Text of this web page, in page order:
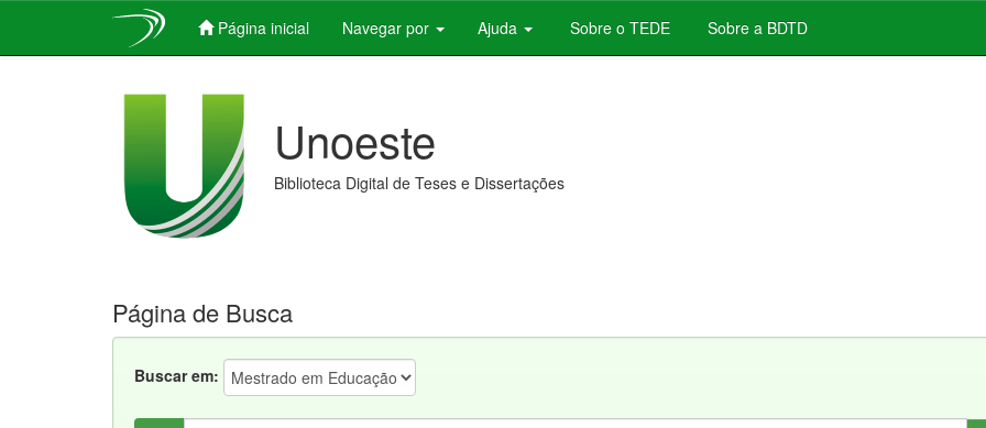
Página inicial Navegar por Ajuda Sobre o TEDE Sobre a BDTD
Unoeste
Biblioteca Digital de Teses e Dissertações
Página de Busca
Buscar em: